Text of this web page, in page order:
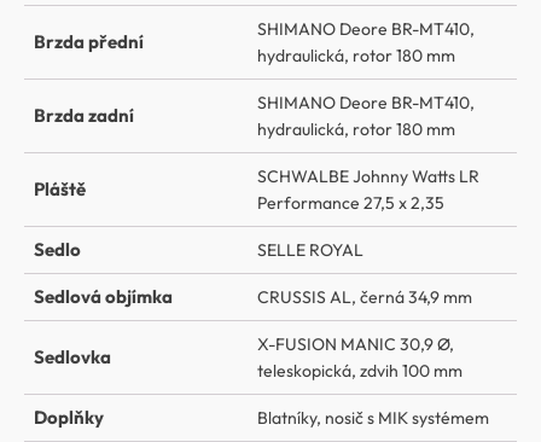
Brzda přední
SHIMANO Deore BR-MT410,
hydraulická, rotor 180 mm
Brzda zadní
SHIMANO Deore BR-MT410,
hydraulická, rotor 180 mm
Pláště
SCHWALBE Johnny Watts LR
Performance 27,5 x 2,35
Sedlo SELLE ROYAL
Sedlová objímka CRUSSIS AL, černá 34,9 mm
Sedlovka
X-FUSION MANIC 30,9 Ø,
teleskopická, zdvih 100 mm
Doplňky Blatníky, nosič s MIK systémem